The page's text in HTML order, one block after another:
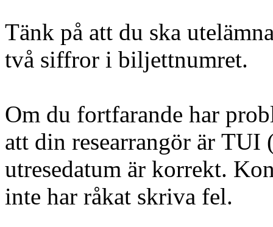
Tänk på att du ska
två siffror i biljettnumret.
Om du fortfarande har
att din researrangör är TUI
utresedatum är korrekt.
inte har råkat skriva fel.